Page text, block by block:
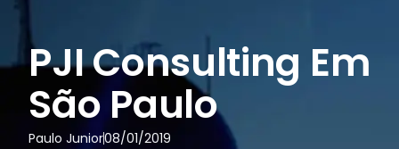
PJI Consulting Em
São Paulo
Paulo Junior08/01/2019